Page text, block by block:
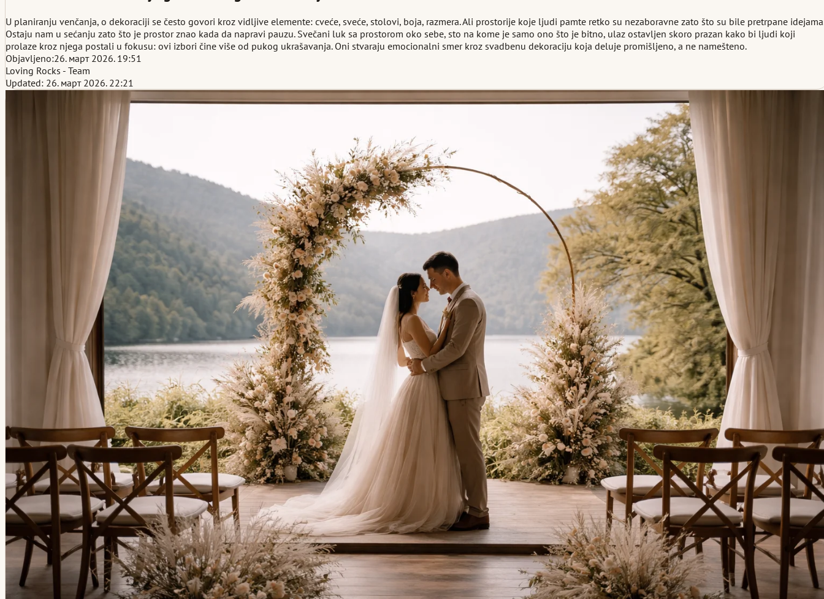
U planiranju venčanja, o dekoraciji se često govori kroz vidljive elemente: cveće, sveće, stolovi, boja, razmera. Ali prostorije koje ljudi pamte retko su nezaboravne zato što su bile pretrpane idejama.
Ostaju nam u sećanju zato što je prostor znao kada da napravi pauzu. Svečani luk sa prostorom oko sebe, sto na kome je samo ono što je bitno, ulaz ostavljen skoro prazan kako bi ljudi koji
prolaze kroz njega postali u fokusu: ovi izbori čine više od pukog ukrašavanja. Oni stvaraju emocionalni smer kroz svadbenu dekoraciju koja deluje promišljeno, a ne namešteno.
Objavljeno:26. март 2026. 19:51
Loving Rocks - Team
Updated: 26. март 2026. 22:21